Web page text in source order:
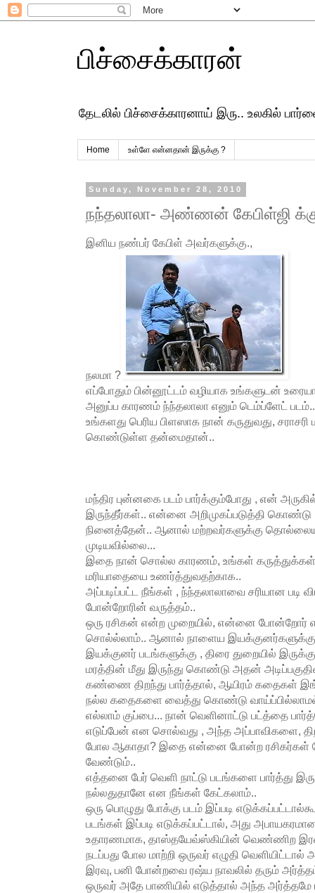
பிச்சைக்காரன்
தேடலில் பிச்சைக்காரனாய் இரு.. உலகில்
Home உள்ளே என்னதான் இருக்கு ?
Sunday, November 28, 2010
நந்தலாலா- அண்ணன் கேபிள்ஜி
இனிய நண்பர் கேபிள் அவர்களுக்கு.,
நலமா ?
எப்போதும் பின்னூட்டம் வழியாக உங்களுடன்
அனுப்ப காரணம் ந்ந்தலாலா எனும் டெம்ப்ளேட்
உங்களது பெரிய பிளஸாக நான் கருதுவது,
கொண்டுள்ள தன்மைதான்..
மந்திர புன்னகை படம் பார்க்கும்போது , என்
இருந்தீர்கள்.. என்னை அறிமுகப்படுத்தி கொண்டு ,
நினைத்தேன்.. ஆனால் மற்றவர்களுக்கு
முடியவில்லை...
இதை நான் சொல்ல காரணம், உங்கள்
மரியாதையை உணர்த்துவதற்காக..
அப்படிப்பட்ட நீங்கள் , ந்ந்தலாலாவை சரியான
போன்றோரின் வருத்தம்..
ஒரு ரசிகன் என்ற முறையில், என்னை போன்றோர்
சொல்ல்லாம்.. ஆனால் நாளைய
இயக்குனர் படங்களுக்கு , திரை துறையில்
மரத்தின் மீது இருந்து கொண்டு அதன்
கண்ணை திறந்து பார்த்தால், ஆயிரம் கதைகள்
நல்ல கதைகளை வைத்து கொண்டு வாய்ப்பில்லாமல்
எல்லாம் குப்பை... நான் வெளினாட்டு பட்த்தை
எடுப்பேன் என சொல்வது , அந்த அப்பாவிகளை,
போல ஆகாதா? இதை என்னை போன்ற ரசிகர்கள்
வேண்டும்..
எத்தனை பேர் வெளி நாட்டு படங்களை பார்த்து
நல்லதுதானே என நீங்கள் கேட்கலாம்..
ஒரு பொழுது போக்கு படம் இப்படி
படங்கள் இப்படி எடுக்கப்பட்டால், அது
உதாரணமாக, தாஸ்தயேவ்ஸ்கியின் வெண்ணிற
நடப்பது போல மாற்றி ஒருவர் எழுதி வெளியிட்டால்
இரவு, பனி போன்றவை ரஷ்ய நாவலில் தரும்
ஒருவர் அதே பாணியில் எடுத்தால் அந்த அர்த்தமே